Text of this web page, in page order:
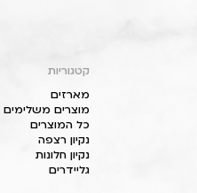
קטגוריות
מארזים
מוצרים משלימים
כל המוצרים
נקיון רצפה
נקיון חלונות
גליידרים